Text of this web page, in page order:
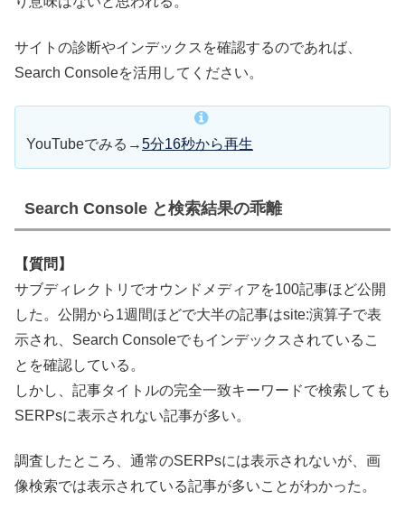
サイトの診断やインデックスを確認するのであれば、
Search Consoleを活用してください。
YouTubeでみる→5分16秒から再生
Search Console と検索結果の乖離
【質問】
サブディレクトリでオウンドメディアを100記事ほど公開
した。公開から1週間ほどで大半の記事はsite:演算子で表
示され、Search Consoleでもインデックスされているこ
とを確認している。
しかし、記事タイトルの完全一致キーワードで検索しても
SERPsに表示されない記事が多い。
調査したところ、通常のSERPsには表示されないが、画
像検索では表示されている記事が多いことがわかった。